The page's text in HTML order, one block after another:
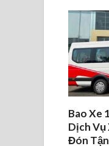
Bao Xe
Dịch Vụ
Đón